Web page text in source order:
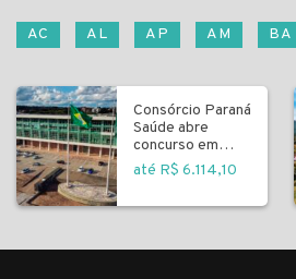
AC AL AP AM BA
Consórcio Paraná
Saúde abre
concurso em
Curitiba
até R$ 6.114,10